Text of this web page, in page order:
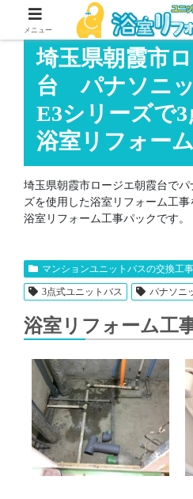
埼玉県朝霞市
台 パナソニ
E3シリーズで
浴室リフォーム
埼玉県朝霞市ロージエ朝霞台で
ズを使用した浴室リフォーム工
浴室リフォーム工事パックです。
マンションユニットバスの交換工事
3点式ユニットバス パナソニ
浴室リフォーム工
メニュー